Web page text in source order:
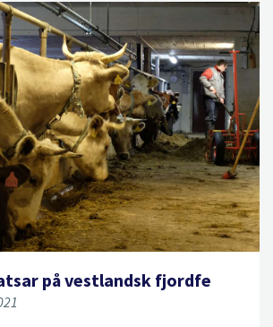
på vestlandsk fjordfe